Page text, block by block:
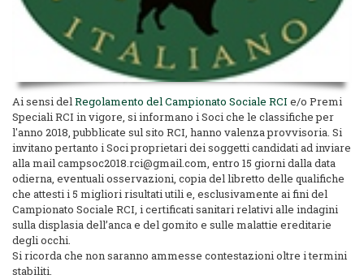
Ai sensi delRegolamento del Campionato Sociale RCI e/o Premi
Speciali RCI in vigore, si informano i Soci che le classifiche per
l'anno 2018, pubblicate sul sito RCI, hanno valenza provvisoria. Si
invitano pertanto i Soci proprietari dei soggetti candidati ad inviare
alla mail campsoc2018.rci@gmail.com, entro 15 giorni dalla data
odierna, eventuali osservazioni, copia del libretto delle qualifiche
che attesti i 5 migliori risultati utili e, esclusivamente ai fini del
Campionato Sociale RCI, i certificati sanitari relativi alle indagini
sulla displasia dell’anca e del gomito e sulle malattie ereditarie
degli occhi.
Si ricorda che non saranno ammesse contestazioni oltre i termini
stabiliti.